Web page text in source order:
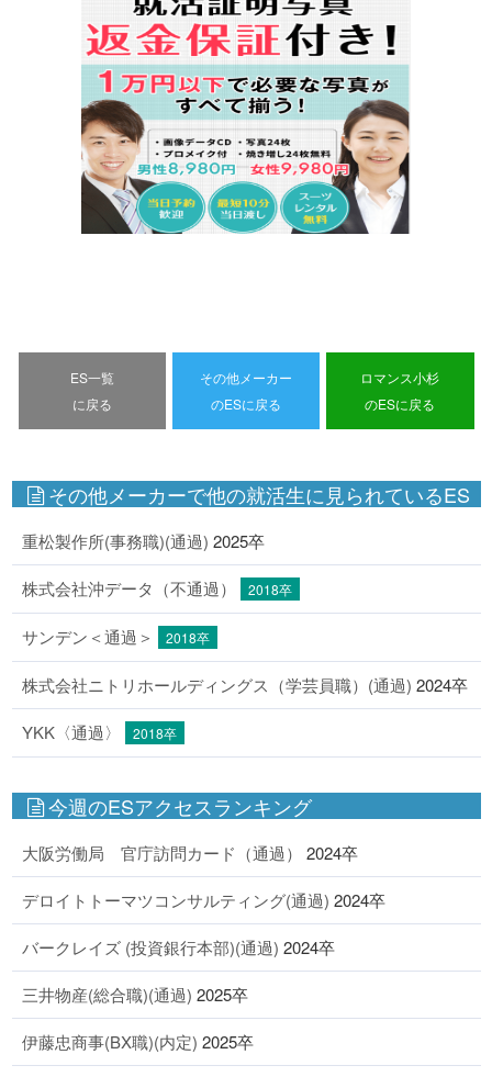
ES一覧
に戻る
その他メーカー
のESに戻る
ロマンス小杉
のESに戻る
その他メーカーで他の就活生に見られているES
重松製作所(事務職)(通過) 2025卒
株式会社沖データ（不通過） 2018卒
サンデン＜通過＞ 2018卒
株式会社ニトリホールディングス（学芸員職）(通過) 2024卒
YKK〈通過〉 2018卒
今週のESアクセスランキング
大阪労働局 官庁訪問カード（通過） 2024卒
デロイトトーマツコンサルティング(通過) 2024卒
バークレイズ (投資銀行本部)(通過) 2024卒
三井物産(総合職)(通過) 2025卒
伊藤忠商事(BX職)(内定) 2025卒